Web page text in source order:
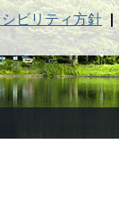
ビリティ方針